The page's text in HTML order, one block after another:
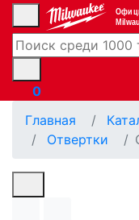
0
Главная
Отвертки